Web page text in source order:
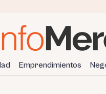
Emprendimientos